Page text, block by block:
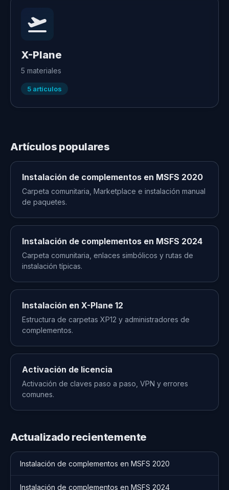
X-Plane
5 materiales
5 artículos
Artículos populares
Instalación de complementos en MSFS 2020
Carpeta comunitaria, Marketplace e instalación manual
de paquetes.
Instalación de complementos en MSFS 2024
Carpeta comunitaria, enlaces simbólicos y rutas de
instalación típicas.
Instalación en X-Plane 12
Estructura de carpetas XP12 y administradores de
complementos.
Activación de licencia
Activación de claves paso a paso, VPN y errores
comunes.
Actualizado recientemente
Instalación de complementos en MSFS 2020
Instalación de complementos en MSFS 2024